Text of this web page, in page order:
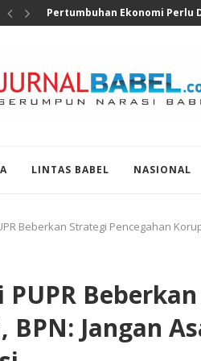
Anggota DPR Salurkan
LINTAS BABEL NASIONAL
Beberkan Strategi Pencegahan
BPN: Jangan